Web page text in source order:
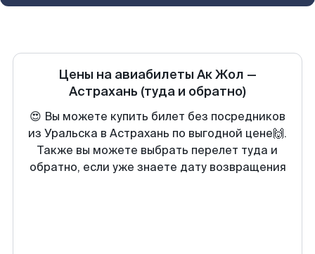
Цены на авиабилеты Ак Жол —
Астрахань (туда и обратно)
😍 Вы можете купить билет без посредников
из Уральска в Астрахань по выгодной цене🙌.
Также вы можете выбрать перелет туда и
обратно, если уже знаете дату возвращения